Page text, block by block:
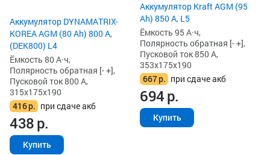
Аккумулятор DYNAMATRIX-
KOREA AGM (80 Ah) 800 А,
(DEK800) L4
Ёмкость 80 А·ч,
Полярность обратная [- +],
Пусковой ток 800 А,
315x175x190
416р. при сдаче акб
438р.
Купить
Аккумулятор Kraft AGM (95
Ah) 850 А, L5
Ёмкость 95 А·ч,
Полярность обратная [- +],
Пусковой ток 850 А,
353x175x190
667р. при сдаче акб
694р.
Купить